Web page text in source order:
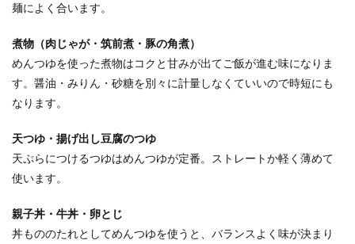
麺によく合います。
煮物（肉じゃが・筑前煮・豚の角煮）
めんつゆを使った煮物はコクと甘みが出てご飯が進む味になりま
す。醤油・みりん・砂糖を別々に計量しなくていいので時短にも
なります。
天つゆ・揚げ出し豆腐のつゆ
天ぷらにつけるつゆはめんつゆが定番。ストレートか軽く薄めて
使います。
親子丼・牛丼・卵とじ
丼もののたれとしてめんつゆを使うと、バランスよく味が決まり